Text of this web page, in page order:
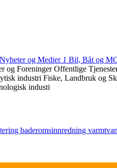
Nyheter og Medier 1 Bil, Båt og
og ForeningerOffentlige
industri Fiske, Landbruk og
industi
baderomsinnredning